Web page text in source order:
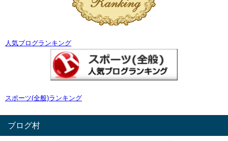
人気ブログランキング
スポーツ(全般)ランキング
ブログ村